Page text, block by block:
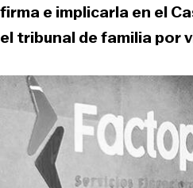
firma e implicarla en el
el tribunal de familia por